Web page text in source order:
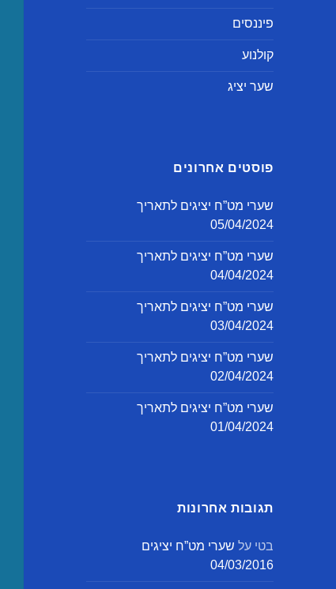
פיננסים
קולנוע
שער יציג
פוסטים אחרונים
שערי מט”ח יציגים לתאריך
05/04/2024
שערי מט”ח יציגים לתאריך
04/04/2024
שערי מט”ח יציגים לתאריך
03/04/2024
שערי מט”ח יציגים לתאריך
02/04/2024
שערי מט”ח יציגים לתאריך
01/04/2024
תגובות אחרונות
בטי על שערי מט”ח יציגים
04/03/2016